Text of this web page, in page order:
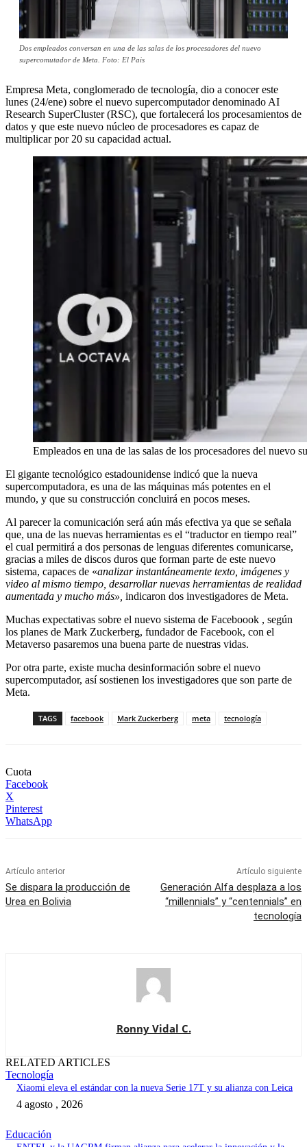
Dos empleados conversan en una de las salas de los procesadores del nuevo
supercomutador de Meta. Foto: El Pais
Empresa Meta, conglomerado de tecnología, dio a conocer este
lunes (24/ene) sobre el nuevo supercomputador denominado AI
Research SuperCluster (RSC), que fortalecerá los procesamientos de
datos y que este nuevo núcleo de procesadores es capaz de
multiplicar por 20 su capacidad actual.
Empleados en una de las salas de los procesadores del nuevo
El gigante tecnológico estadounidense indicó que la nueva
supercomputadora, es una de las máquinas más potentes en el
mundo, y que su construcción concluirá en pocos meses.
Al parecer la comunicación será aún más efectiva ya que se señala
que, una de las nuevas herramientas es el “traductor en tiempo real”
el cual permitirá a dos personas de lenguas diferentes comunicarse,
gracias a miles de discos duros que forman parte de este nuevo
sistema, capaces de «analizar instantáneamente texto, imágenes y
video al mismo tiempo, desarrollar nuevas herramientas de realidad
aumentada y mucho más», indicaron dos investigadores de Meta.
Muchas expectativas sobre el nuevo sistema de Faceboook , según
los planes de Mark Zuckerberg, fundador de Facebook, con el
Metaverso pasaremos una buena parte de nuestras vidas.
Por otra parte, existe mucha desinformación sobre el nuevo
supercomputador, así sostienen los investigadores que son parte de
Meta.
TAGS facebook Mark Zuckerberg meta tecnología
Cuota
Facebook
X
Pinterest
WhatsApp
Artículo anterior
Se dispara la producción de
Urea en Bolivia
Artículo siguiente
Generación Alfa desplaza a los
“millennials” y “centennials” en
tecnología
Ronny Vidal C.
RELATED ARTICLES
Tecnología
Xiaomi eleva el estándar con la nueva Serie 17T y su alianza con Leica
4 agosto , 2026
Educación